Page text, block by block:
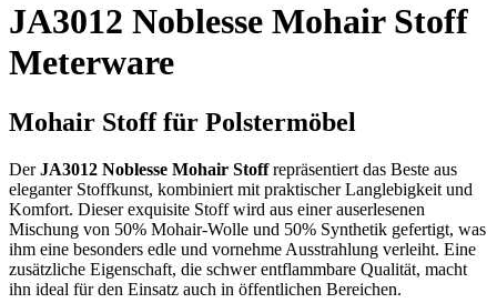
JA3012 Noblesse Mohair Stoff
Meterware
Mohair Stoff für Polstermöbel
DerJA3012 Noblesse Mohair Stoffrepräsentiert das Beste aus
eleganter Stoffkunst, kombiniert mit praktischer Langlebigkeit und
Komfort. Dieser exquisite Stoff wird aus einer auserlesenen
Mischung von 50% Mohair-Wolle und 50% Synthetik gefertigt, was
ihm eine besonders edle und vornehme Ausstrahlung verleiht. Eine
zusätzliche Eigenschaft, die schwer entflammbare Qualität, macht
ihn ideal für den Einsatz auch in öffentlichen Bereichen.